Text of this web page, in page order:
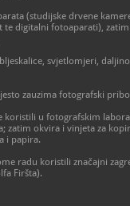
(studijske drvene
digitalni fotoaparati),
svjetlomjeri,
zauzima fotografski
koristili u fotografskim
zatim okvira i vinjeta za
i papira.
radu koristili značajni
Firšta).